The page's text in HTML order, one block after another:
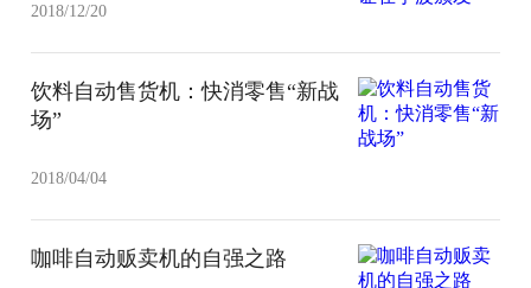
2018/12/20
饮料自动售货机：快消零售“新战
场”
2018/04/04
咖啡自动贩卖机的自强之路